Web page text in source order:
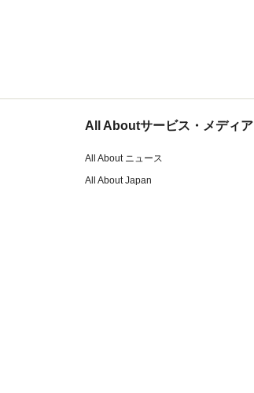
All Aboutサービス・メディア
All About ニュース
All About Japan